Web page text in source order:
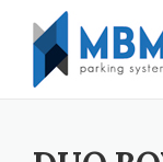
Skip to content